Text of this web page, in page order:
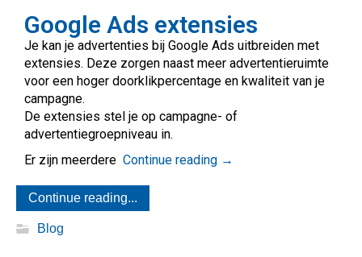
Google Ads extensies
Je kan je advertenties bij Google Ads uitbreiden met
extensies. Deze zorgen naast meer advertentieruimte
voor een hoger doorklikpercentage en kwaliteit van je
campagne.
De extensies stel je op campagne- of
advertentiegroepniveau in.
Er zijn meerdere Continue reading →
Continue reading...
Blog